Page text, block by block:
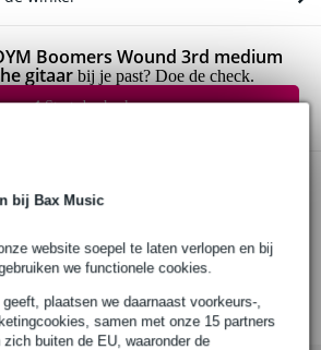
bij Bax Music
website soepel te laten verlopen en bij
we functionele cookies.
plaatsen we daarnaast voorkeurs-,
samen met onze 15 partners
buiten de EU, waaronder de
Boomers Wound 3rd medium
gitaar bij je past? Doe de check.
Start de check